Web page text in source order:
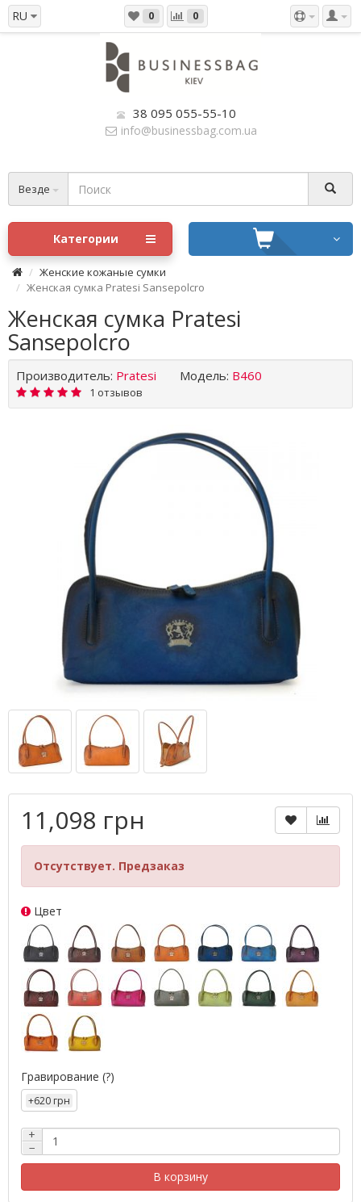
RU 0 0
38 095 055-55-10
info@businessbag.com.ua
Везде
Категории
Женские кожаные сумки
Женская сумка Pratesi Sansepolcro
Женская сумка Pratesi
Sansepolcro
Производитель: Pratesi Модель: B460
1 отзывов
11,098 грн
Отсутствует. Предзаказ
Цвет
Гравирование (?)
+620 грн
+
−
В корзину